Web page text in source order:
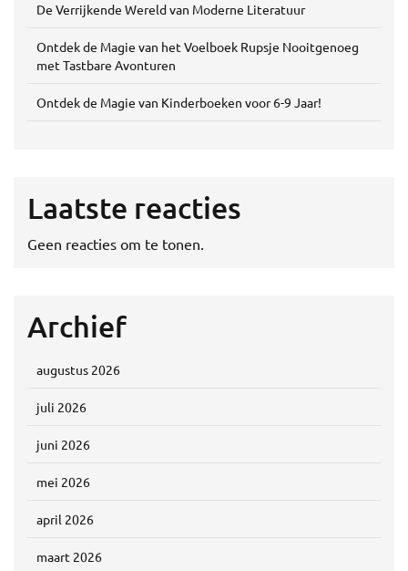
De Verrijkende Wereld van Moderne Literatuur
Ontdek de Magie van het Voelboek Rupsje Nooitgenoeg
met Tastbare Avonturen
Ontdek de Magie van Kinderboeken voor 6-9 Jaar!
Laatste reacties
Geen reacties om te tonen.
Archief
augustus 2026
juli 2026
juni 2026
mei 2026
april 2026
maart 2026